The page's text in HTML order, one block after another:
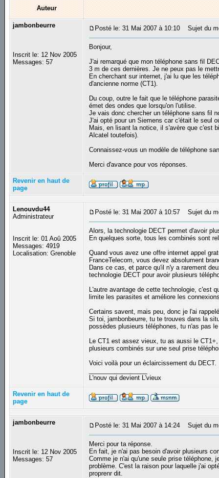
Auteur
jambonbeurre
Inscrit le: 12 Nov 2005
Messages: 57
Posté le: 31 Mai 2007 à 10:10 Sujet du
Bonjour,
J'ai remarqué que mon téléphone sans fil
3 m de ces dernières. Je ne peux pas le
En cherchant sur internet, j'ai lu que les
d'ancienne norme (CT1).
Du coup, outre le fait que le téléphone
émet des ondes que lorsqu'on l'utilise.
Je vais donc chercher un téléphone sans fil
J'ai opté pour un Siemens car c'était le seul
Mais, en lisant la notice, il s'avère que c'est
Alcatel toutefois).
Connaissez-vous un modèle de téléphone
Merci d'avance pour vos réponses.
Revenir en haut de
page
Lenouvdu44
Administrateur
Inscrit le: 01 Aoû 2005
Messages: 4919
Localisation: Grenoble
Posté le: 31 Mai 2007 à 10:57 Sujet du
Alors, la technologie DECT permet d'avoir
En quelques sorte, tous les combinés sont
Quand vous avez une offre internet appel
FranceTelecom, vous devez absolument
Dans ce cas, et parce qu'il n'y a rarement
technologie DECT pour avoir plusieurs
L'autre avantage de cette technologie, c'est
limite les parasites et améliore les
Certains savent, mais peu, donc je l'ai
Si toi, jambonbeurre, tu te trouves dans la
possèdes plusieurs téléphones, tu n'as pas
Le CT1 est assez vieux, tu as aussi le
plusieurs combinés sur une seul prise
Voici voilà pour un éclaircissement du DECT.
L'nouv qui devient L'vieux
Revenir en haut de
page
jambonbeurre
Inscrit le: 12 Nov 2005
Messages: 57
Posté le: 31 Mai 2007 à 14:24 Sujet du
Merci pour ta réponse.
En fait, je n'ai pas besoin d'avoir plusieurs
Comme je n'ai qu'une seule prise téléphone,
problème. C'est la raison pour laquelle j'ai
proprenr dit.